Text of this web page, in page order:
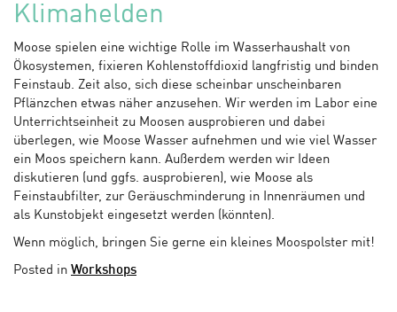
Klimahelden
Moose spielen eine wichtige Rolle im Wasserhaushalt von
Ökosystemen, fixieren Kohlenstoffdioxid langfristig und binden
Feinstaub. Zeit also, sich diese scheinbar unscheinbaren
Pflänzchen etwas näher anzusehen. Wir werden im Labor eine
Unterrichtseinheit zu Moosen ausprobieren und dabei
überlegen, wie Moose Wasser aufnehmen und wie viel Wasser
ein Moos speichern kann. Außerdem werden wir Ideen
diskutieren (und ggfs. ausprobieren), wie Moose als
Feinstaubfilter, zur Geräuschminderung in Innenräumen und
als Kunstobjekt eingesetzt werden (könnten).
Wenn möglich, bringen Sie gerne ein kleines Moospolster mit!
Posted in Workshops